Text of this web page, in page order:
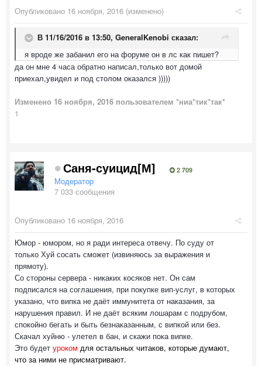
Опубликовано 16 ноября, 2016 (изменено)
В 11/16/2016 в 13:50, GeneralKenobi сказал:
я вроде же забанил его на форуме он в лс как пишет?
да он мне 4 часа обратно написал,только вот домой
приехал,увидел и под столом оказался )))))
Изменено 16 ноября, 2016 пользователем *ниа*тик*так*
1
Саня-суицид[М] 2 709
Модератор
7 033 сообщения
Опубликовано 16 ноября, 2016
Юмор - юмором, но я ради интереса отвечу. По суду от
только Хуй сосать сможет (извиняюсь за выражения и
прямоту).
Со стороны сервера - никаких косяков нет. Он сам
подписался на соглашения, при покупке вип-услуг, в которых
указано, что випка не даёт иммунитета от наказания, за
нарушения правил. И не даёт всяким лошарам с подрубом,
спокойно бегать и быть безнаказанным, с випкой или без.
Скачал хуйню - улетел в бан, и скажи пока випке.
Это будет уроком для остальных читаков, которые думают,
что за ними не присматривают.